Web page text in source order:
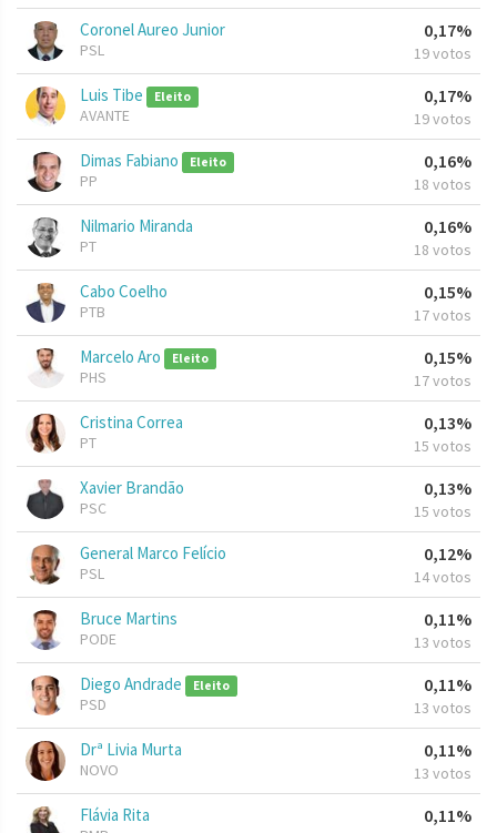
Coronel Aureo Junior
PSL
0,17%
19 votos
Luis Tibe Eleito
AVANTE
0,17%
19 votos
Dimas Fabiano Eleito
PP
0,16%
18 votos
Nilmario Miranda
PT
0,16%
18 votos
Cabo Coelho
PTB
0,15%
17 votos
Marcelo Aro Eleito
PHS
0,15%
17 votos
Cristina Correa
PT
0,13%
15 votos
Xavier Brandão
PSC
0,13%
15 votos
General Marco Felício
PSL
0,12%
14 votos
Bruce Martins
PODE
0,11%
13 votos
Diego Andrade Eleito
PSD
0,11%
13 votos
Drª Livia Murta
NOVO
0,11%
13 votos
Flávia Rita 0,11%